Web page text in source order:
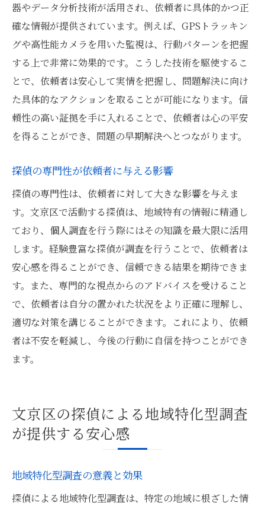
器やデータ分析技術が活用され、依頼者に具体的かつ正
確な情報が提供されています。例えば、GPSトラッキン
グや高性能カメラを用いた監視は、行動パターンを把握
する上で非常に効果的です。こうした技術を駆使するこ
とで、依頼者は安心して実情を把握し、問題解決に向け
た具体的なアクションを取ることが可能になります。信
頼性の高い証拠を手に入れることで、依頼者は心の平安
を得ることができ、問題の早期解決へとつながります。
探偵の専門性が依頼者に与える影響
探偵の専門性は、依頼者に対して大きな影響を与えま
す。文京区で活動する探偵は、地域特有の情報に精通し
ており、個人調査を行う際にはその知識を最大限に活用
します。経験豊富な探偵が調査を行うことで、依頼者は
安心感を得ることができ、信頼できる結果を期待できま
す。また、専門的な視点からのアドバイスを受けること
で、依頼者は自分の置かれた状況をより正確に理解し、
適切な対策を講じることができます。これにより、依頼
者は不安を軽減し、今後の行動に自信を持つことができ
ます。
文京区の探偵による地域特化型調査
が提供する安心感
地域特化型調査の意義と効果
探偵による地域特化型調査は、特定の地域に根ざした情